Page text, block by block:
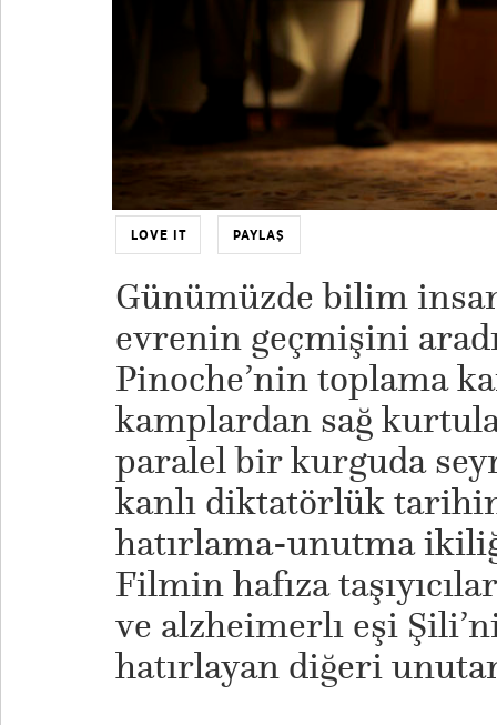
LOVE IT PAYLAŞ
Günümüzde bilim
evrenin geçmişini
Pinoche’nin toplama
kamplardan sağ
paralel bir kurguda
kanlı diktatörlük
hatırlama-unutma
Filmin hafıza
ve alzheimerlı eşi
hatırlayan diğeri